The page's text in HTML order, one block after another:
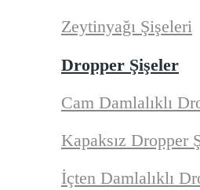
Zeytinyağı Şişeleri
Dropper Şişeler
Cam Damlalıklı
Kapaksız Dropper
İçten Damlalıklı